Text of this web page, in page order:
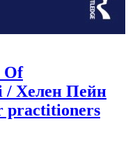
Of
/ Хелен Пейн
practitioners